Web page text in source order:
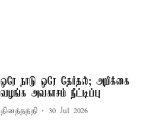
ஒரே நாடு ஒரே தேர்தல்; அறிக்கை
வழங்க அவகாசம் நீட்டிப்பு
தினத்தந்தி 30 Jul 2026